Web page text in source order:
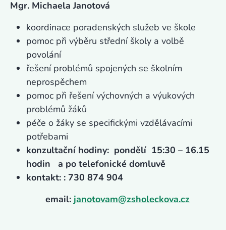
Mgr. Michaela Janotová
koordinace poradenských služeb ve škole
pomoc při výběru střední školy a volbě
povolání
řešení problémů spojených se školním
neprospěchem
pomoc při řešení výchovných a výukových
problémů žáků
péče o žáky se specifickými vzdělávacími
potřebami
konzultační hodiny: pondělí 15:30 – 16.15
hodin a po telefonické domluvě
kontakt: : 730 874 904
email: janotovam@zsholeckova.cz